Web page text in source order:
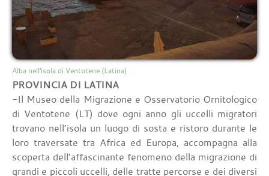
Alba nell'isola di Ventotene (Latina)
PROVINCIA DI LATINA
-Il Museo della Migrazione e Osservatorio Ornitologico
di Ventotene (LT) dove ogni anno gli uccelli migratori
trovano nell’isola un luogo di sosta e ristoro durante le
loro traversate tra Africa ed Europa, accompagna alla
scoperta dell’affascinante fenomeno della migrazione di
grandi e piccoli uccelli, delle tratte percorse e dei diversi